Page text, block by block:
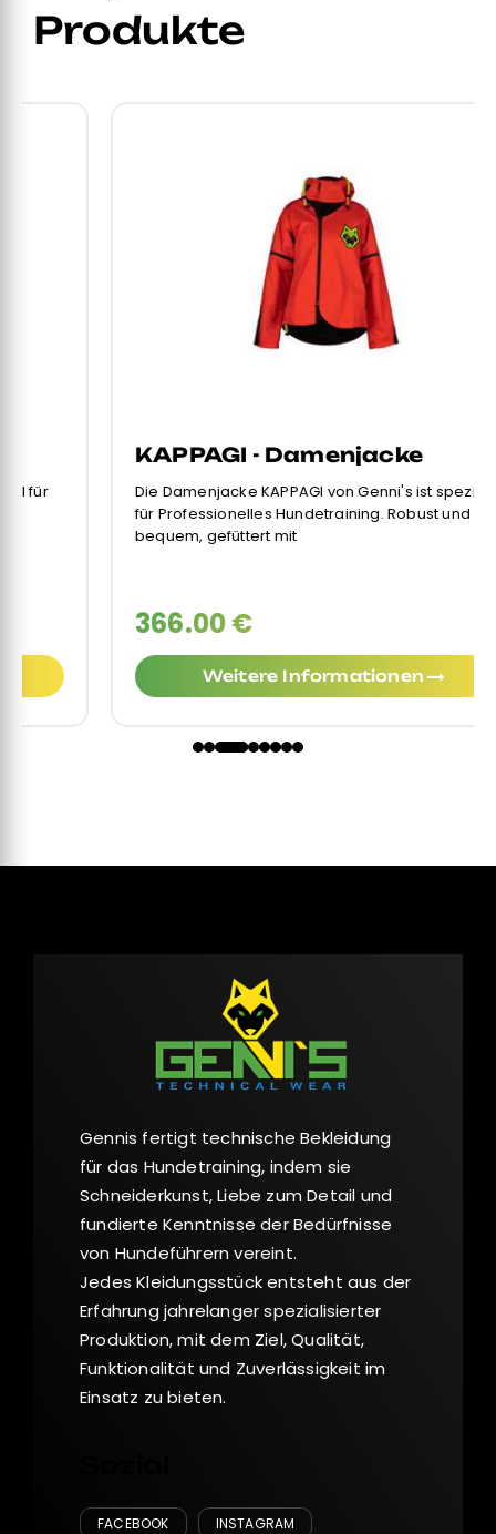
Produkte
KAPPAGI - Damenjacke
Die Damenjacke KAPPAGI von Genni's ist speziell
für Professionelles Hundetraining. Robust und
bequem, gefüttert mit
366.00 €
Weitere Informationen
Gennis fertigt technische Bekleidung
für das Hundetraining, indem sie
Schneiderkunst, Liebe zum Detail und
fundierte Kenntnisse der Bedürfnisse
von Hundeführern vereint.
Jedes Kleidungsstück entsteht aus der
Erfahrung jahrelanger spezialisierter
Produktion, mit dem Ziel, Qualität,
Funktionalität und Zuverlässigkeit im
Einsatz zu bieten.
FACEBOOK INSTAGRAM